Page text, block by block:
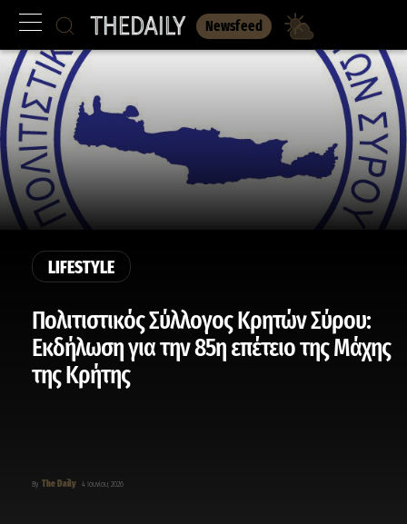
Newsfeed
LIFESTYLE
Πολιτιστικός Σύλλογος Κρητών Σύρου:
Εκδήλωση για την 85η επέτειο της Μάχης
της Κρήτης
By The Daily 4 Ιουνίου, 2026